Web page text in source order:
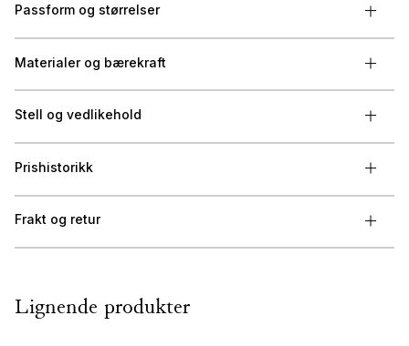
Passform og størrelser
Materialer og bærekraft
Stell og vedlikehold
Prishistorikk
Frakt og retur
Lignende produkter